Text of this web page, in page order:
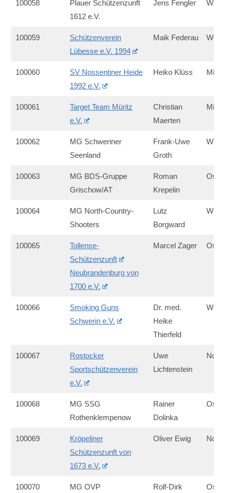
100058
Plauer Schützenzunft
1612 e.V.
Jens Fengler West
100059
Schützenverein
Lübesse e.V. 1994
Maik Federau West
100060
SV Nossentiner Heide
1992 e.V.
Heiko Klüss Mitte
100061
Target Team Müritz
e.V.
Christian
Maerten
Mitte
100062
MG Schweriner
Seenland
Frank-Uwe
Groth
West
100063
MG BDS-Gruppe
Grischow/AT
Roman
Krepelin
Ost
100064
MG North-Country-
Shooters
Lutz
Borgward
West
100065
Tollense-
Schützenzunft
Neubrandenburg von
1700 e.V.
Marcel Zager Ost
100066
Smoking Guns
Schwerin e.V.
Dr. med.
Heike
Thierfeld
West
100067
Rostocker
Sportschützenverein
e.V.
Uwe
Lichtenstein
Nord
100068
MG SSG
Rothenklempenow
Rainer
Dolinka
Ost
100069
Kröpeliner
Schützenzunft von
1673 e.V.
Oliver Ewig Nord
100070 MG OVP
Rolf-Dirk
Ost